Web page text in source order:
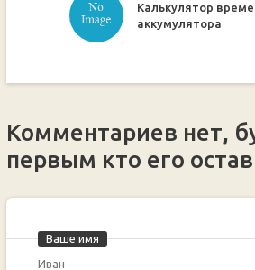
Калькулятор
аккумулятора
Комментариев нет,
первым кто его
Ваше имя